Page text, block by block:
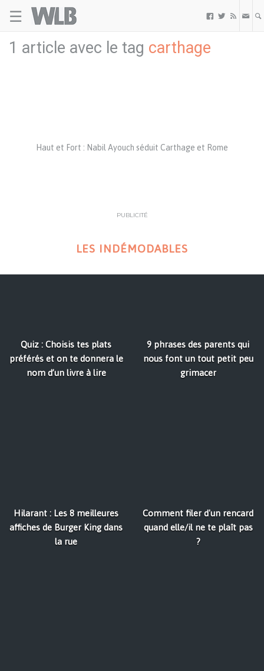
☰   
1 article avec le tag carthage
Haut et Fort : Nabil Ayouch séduit Carthage et Rome
PUBLICITÉ
LES INDÉMODABLES
Quiz : Choisis tes plats
préférés et on te donnera le
nom d’un livre à lire
9 phrases des parents qui
nous font un tout petit peu
grimacer
Hilarant : Les 8 meilleures
affiches de Burger King dans
la rue
Comment filer d'un rencard
quand elle/il ne te plaît pas
?